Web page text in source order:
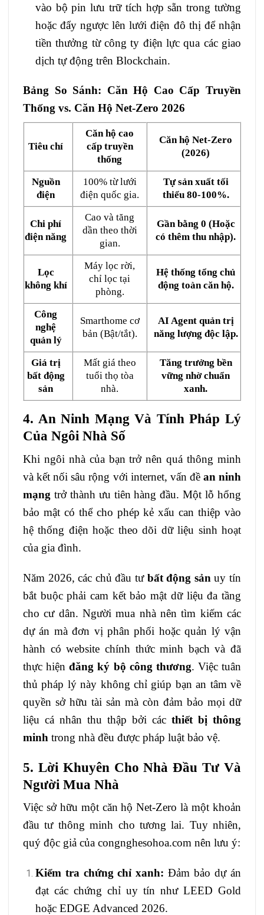
vào bộ pin lưu trữ tích hợp sẵn trong tường
hoặc đẩy ngược lên lưới điện đô thị để nhận
tiền thưởng từ công ty điện lực qua các giao
dịch tự động trên Blockchain.
Bảng So Sánh: Căn Hộ Cao Cấp Truyền
Thống vs. Căn Hộ Net-Zero 2026
Tiêu chí
Căn hộ cao
cấp truyền
thống
Căn hộ Net-Zero
(2026)
Nguồn
điện
100% từ lưới
điện quốc gia.
Tự sản xuất tối
thiểu 80-100%.
Chi phí
điện năng
Cao và tăng
dần theo thời
gian.
Gần bằng 0 (Hoặc
có thêm thu nhập).
Lọc
không khí
Máy lọc rời,
chỉ lọc tại
phòng.
Hệ thống tổng chủ
động toàn căn hộ.
Công
nghệ
quản lý
Smarthome cơ
bản (Bật/tắt).
AI Agent quản trị
năng lượng độc lập.
Giá trị
bất động
sản
Mất giá theo
tuổi thọ tòa
nhà.
Tăng trưởng bền
vững nhờ chuẩn
xanh.
4. An Ninh Mạng Và Tính Pháp Lý
Của Ngôi Nhà Số
Khi ngôi nhà của bạn trở nên quá thông minh
và kết nối sâu rộng với internet, vấn đề an ninh
mạng trở thành ưu tiên hàng đầu. Một lỗ hổng
bảo mật có thể cho phép kẻ xấu can thiệp vào
hệ thống điện hoặc theo dõi dữ liệu sinh hoạt
của gia đình.
Năm 2026, các chủ đầu tư bất động sản uy tín
bắt buộc phải cam kết bảo mật dữ liệu đa tầng
cho cư dân. Người mua nhà nên tìm kiếm các
dự án mà đơn vị phân phối hoặc quản lý vận
hành có website chính thức minh bạch và đã
thực hiệnđăng ký bộ công thương. Việc tuân
thủ pháp lý này không chỉ giúp bạn an tâm về
quyền sở hữu tài sản mà còn đảm bảo mọi dữ
liệu cá nhân thu thập bởi các thiết bị thông
minh trong nhà đều được pháp luật bảo vệ.
5. Lời Khuyên Cho Nhà Đầu Tư Và
Người Mua Nhà
Việc sở hữu một căn hộ Net-Zero là một khoản
đầu tư thông minh cho tương lai. Tuy nhiên,
quý độc giả của congnghesohoa.com nên lưu ý:
Kiểm tra chứng chỉ xanh: Đảm bảo dự án
đạt các chứng chỉ uy tín như LEED Gold
hoặc EDGE Advanced 2026.